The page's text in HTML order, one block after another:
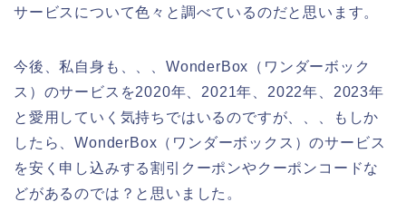
サービスについて色々と調べているのだと思います。
今後、私自身も、、、WonderBox（ワンダーボック
ス）のサービスを2020年、2021年、2022年、2023年
と愛用していく気持ちではいるのですが、、、もしか
したら、WonderBox（ワンダーボックス）のサービス
を安く申し込みする割引クーポンやクーポンコードな
どがあるのでは？と思いました。